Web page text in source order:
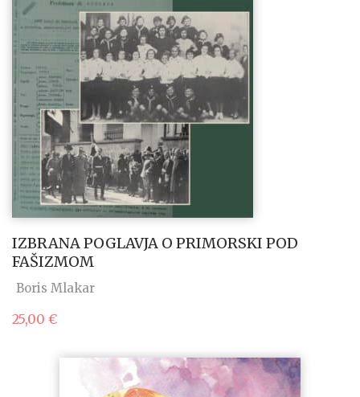
IZBRANA POGLAVJA O PRIMORSKI POD
FAŠIZMOM
Boris Mlakar
25,00 €